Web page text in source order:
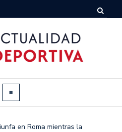
en Roma mientras la